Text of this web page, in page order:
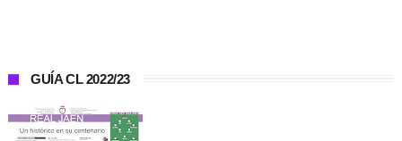
GUÍA CL 2022/23